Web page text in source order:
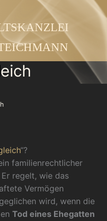
“?
familienrechtlicher
Er regelt, wie das
Vermögen
wird, wenn die
Tod eines Ehegatten